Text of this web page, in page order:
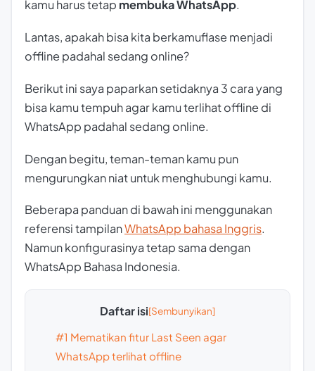
kamu harus tetap membuka WhatsApp.
Lantas, apakah bisa kita berkamuflase menjadi
offline padahal sedang online?
Berikut ini saya paparkan setidaknya 3 cara yang
bisa kamu tempuh agar kamu terlihat offline di
WhatsApp padahal sedang online.
Dengan begitu, teman-teman kamu pun
mengurungkan niat untuk menghubungi kamu.
Beberapa panduan di bawah ini menggunakan
referensi tampilanWhatsApp bahasa Inggris.
Namun konfigurasinya tetap sama dengan
WhatsApp Bahasa Indonesia.
Daftar isi
#1 Mematikan fitur Last Seen agar
WhatsApp terlihat offline